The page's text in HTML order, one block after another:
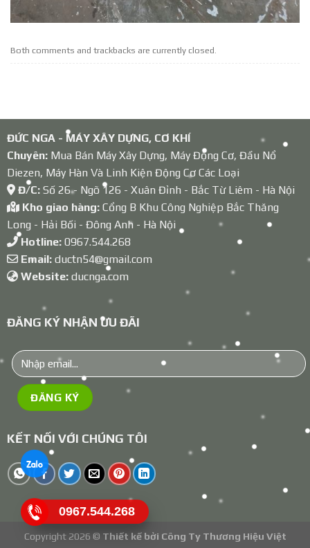
Both comments and trackbacks are currently closed.
ĐỨC NGA - MÁY XÂY DỰNG, CƠ KHÍ
Chuyên:Mua Bán Máy Xây Dựng, Máy Động Cơ, Đầu Nổ
Diezen, Máy Hàn Và Linh Kiện Động Cơ Các Loại
Đ/C: Số 26 - Ngõ 126 - Xuân Đỉnh - Bắc Từ Liêm - Hà Nội
Kho giao hàng: Cổng B Khu Công Nghiệp Bắc Thăng
Long - Hải Bối - Đông Anh - Hà Nội
Hotline: 0967.544.268
Email: ductn54@gmail.com
Website: ducnga.com
ĐĂNG KÝ NHẬN ƯU ĐÃI
KẾT NỐI VỚI CHÚNG TÔI
Copyright 2026 © Thiết kế bởi Công Ty Thương Hiệu Việt
0967.544.268